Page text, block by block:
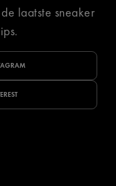
laatste sneaker